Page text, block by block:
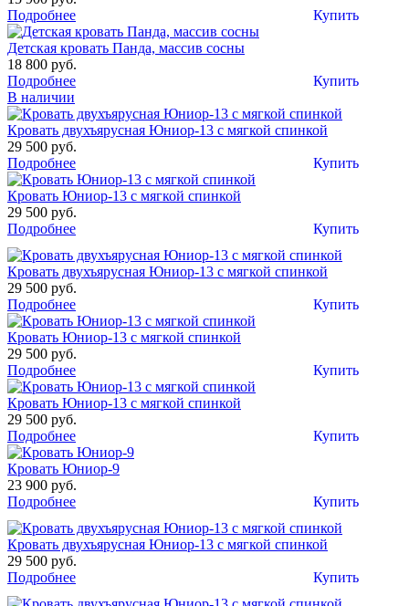
Купить
Подробнее
Детская кровать Панда, массив сосны
18 800 руб.
Купить
Подробнее
В наличии
Кровать двухъярусная Юниор-13 c мягкой спинкой
29 500 руб.
Купить
Подробнее
Кровать Юниор-13 с мягкой спинкой
29 500 руб.
Купить
Подробнее
Кровать двухъярусная Юниор-13 c мягкой спинкой
29 500 руб.
Купить
Подробнее
Кровать Юниор-13 с мягкой спинкой
29 500 руб.
Купить
Подробнее
Кровать Юниор-13 с мягкой спинкой
29 500 руб.
Купить
Подробнее
Кровать Юниор-9
23 900 руб.
Купить
Подробнее
Кровать двухъярусная Юниор-13 c мягкой спинкой
29 500 руб.
Купить
Подробнее